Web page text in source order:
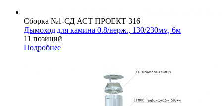
Сборка №1-СД АСТ ПРОЕКТ 316
Дымоход для камина 0.8/нерж., 130/230мм, 6м
11 позиций
Подробнее